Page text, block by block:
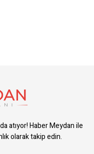
atıyor! Haber Meydan ile
olarak takip edin.